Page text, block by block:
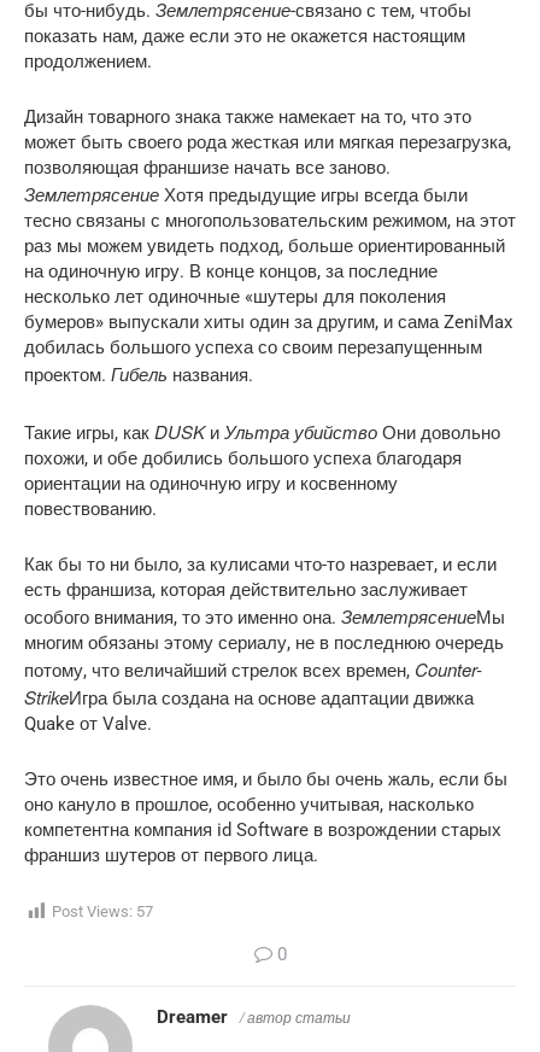
бы что-нибудь. Землетрясение-связано с тем, чтобы
показать нам, даже если это не окажется настоящим
продолжением.
Дизайн товарного знака также намекает на то, что это
может быть своего рода жесткая или мягкая перезагрузка,
позволяющая франшизе начать все заново.
Землетрясение Хотя предыдущие игры всегда были
тесно связаны с многопользовательским режимом, на этот
раз мы можем увидеть подход, больше ориентированный
на одиночную игру. В конце концов, за последние
несколько лет одиночные «шутеры для поколения
бумеров» выпускали хиты один за другим, и сама ZeniMax
добилась большого успеха со своим перезапущенным
проектом. Гибель названия.
Такие игры, как DUSK и Ультра убийство Они довольно
похожи, и обе добились большого успеха благодаря
ориентации на одиночную игру и косвенному
повествованию.
Как бы то ни было, за кулисами что-то назревает, и если
есть франшиза, которая действительно заслуживает
особого внимания, то это именно она. ЗемлетрясениеМы
многим обязаны этому сериалу, не в последнюю очередь
потому, что величайший стрелок всех времен, Counter-
StrikeИгра была создана на основе адаптации движка
Quake от Valve.
Это очень известное имя, и было бы очень жаль, если бы
оно кануло в прошлое, особенно учитывая, насколько
компетентна компания id Software в возрождении старых
франшиз шутеров от первого лица.
Post Views: 57
0
Dreamer / автор статьи